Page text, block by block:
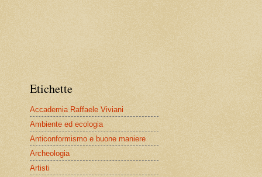
Etichette
Accademia Raffaele Viviani
Ambiente ed ecologia
Anticonformismo e buone maniere
Archeologia
Artisti